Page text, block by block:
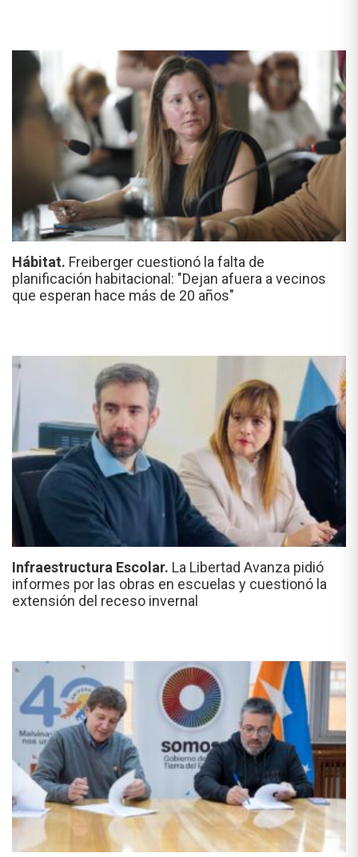
Hábitat. Freiberger cuestionó la falta de
planificación habitacional: "Dejan afuera a vecinos
que esperan hace más de 20 años"
Infraestructura Escolar. La Libertad Avanza pidió
informes por las obras en escuelas y cuestionó la
extensión del receso invernal